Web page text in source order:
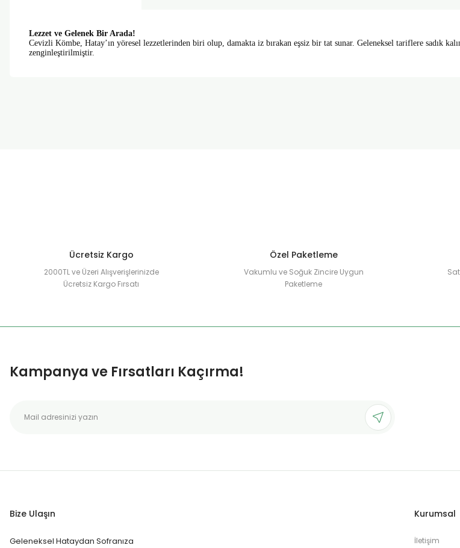
Lezzet ve Gelenek Bir Arada!
Cevizli Kömbe, Hatay’ın yöresel lezzetlerinden biri olup, damakta iz bırakan eşsiz bir tat sunar. Geleneksel tariflere sadık
zenginleştirilmiştir.
Ücretsiz Kargo
2000TL ve Üzeri Alışverişlerinizde
Ücretsiz Kargo Fırsatı
Özel Paketleme
Vakumlu ve Soğuk Zincire Uygun
Paketleme
Kampanya ve Fırsatları Kaçırma!
Bize Ulaşın
Geleneksel Hataydan Sofranıza
Kurumsal
İletişim